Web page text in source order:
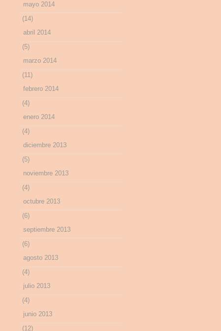
mayo 2014
(14)
abril 2014
(5)
marzo 2014
(11)
febrero 2014
(4)
enero 2014
(4)
diciembre 2013
(5)
noviembre 2013
(4)
octubre 2013
(6)
septiembre 2013
(6)
agosto 2013
(4)
julio 2013
(4)
junio 2013
(12)